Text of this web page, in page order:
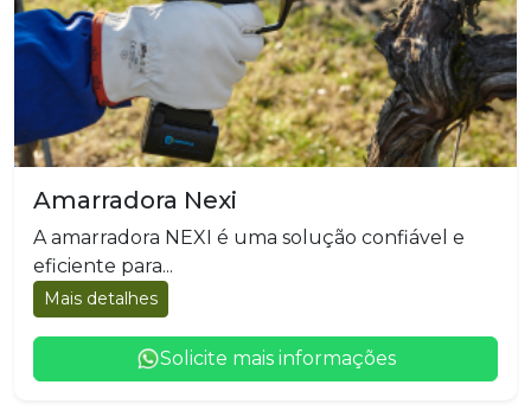
Amarradora Nexi
A amarradora NEXI é uma solução confiável e
eficiente para...
Mais detalhes
Solicite mais informações